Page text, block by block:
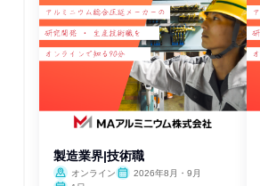
製造業界|技術職
オンライン
2026年8月・9月